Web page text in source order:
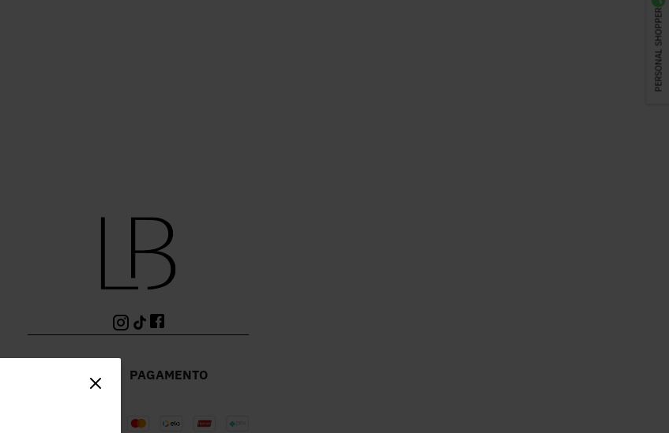
PERSONAL SHOPPER
PAGAMENTO